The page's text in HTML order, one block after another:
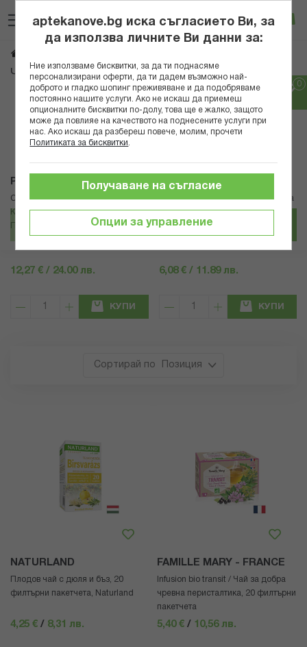
към
съдържанието
Вход
Чайове и тинктури
Популярни в тази категория
Prof.Dr.Pamukoff
СЛИМ ПАМ ЗА ЖЕНИ К-Т ДЕЛУКС
КАПС Х 40 + САШЕТА X 20 ПРОФ.
12,27 € / 24.00 лв.
КУПИ
FAMILLE MARY - FRANCE
Infusion bio jambes legeres/ Чай за
венозната система, 20 филтърни
пакетчета
6,08 € / 11.89 лв.
КУПИ
Позиция
NATURLAND
Плодов чай с дюля и бъз, 20
филтърни пакетчета, Naturland
4,25 € / 8,31 лв.
FAMILLE MARY - FRANCE
Infusion bio transit / Чай за добра
чревна перисталтика, 20 филтърни
пакетчета
5,40 € / 10,56 лв.
aptekanove.bg иска съгласието Ви, за
да използва личните Ви данни за:
Ние използваме бисквитки, за да ти поднасяме
персонализирани оферти, да ти дадем възможно най-
доброто и гладко шопинг преживяване и да подобряваме
постоянно нашите услуги. Ако не искаш да приемеш
опционалните бисквитки по-долу, това ще е жалко, защото
може да повлияе на качеството на поднесените услуги при
нас. Ако искаш да разбереш повече, молим, прочети
Политиката за бисквитки
Опции за управление
Получаване на съгласие